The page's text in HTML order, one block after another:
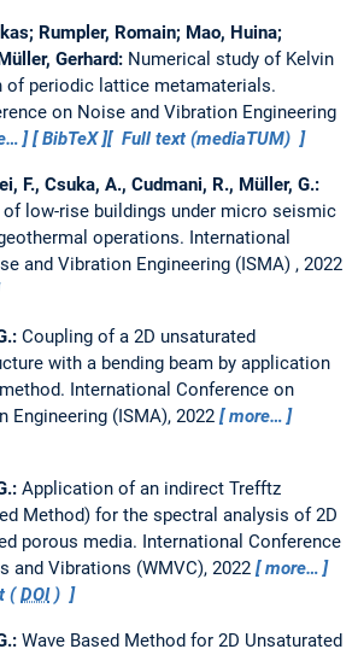
Rumpler, Romain; Mao, Huina;
Gerhard: Numerical study of Kelvin
of periodic lattice metamaterials.
on Noise and Vibration Engineering
BibTeX Full text (mediaTUM)
F., Csuka, A., Cudmani, R., Müller, G.:
of low-rise buildings under micro seismic
operations. International
and Vibration Engineering (ISMA) , 2022
Coupling of a 2D unsaturated
with a bending beam by application
International Conference on
Engineering (ISMA), 2022
more…
Application of an indirect Trefftz
Method) for the spectral analysis of 2D
porous media. International Conference
and Vibrations (WMVC), 2022
more…
(DOI)
Wave Based Method for 2D Unsaturated